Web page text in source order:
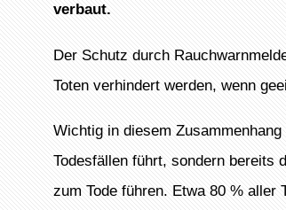
verbaut.
Der Schutz durch
Toten verhindert werden, wenn
Wichtig in diesem
Todesfällen führt, sondern bereits
zum Tode führen. Etwa 80 % aller